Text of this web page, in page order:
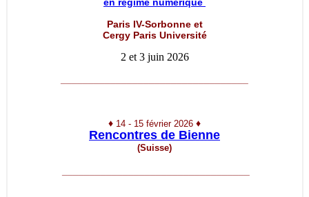
Paris IV-Sorbonne et
Cergy Paris Université
2 et 3 juin 2026
♦ 14 - 15 février 2026 ♦
Rencontres de Bienne
(Suisse)